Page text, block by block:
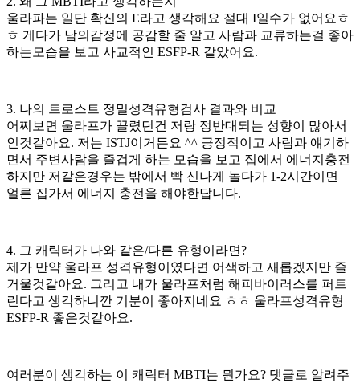
울라파는 일단 확신의 E라고 생각해요 절대 I일수가 없어요ㅎ
ㅎ 게다가 남의감정에 공감할 줄 알고 사람과 교류하는걸 좋아
하는모습을 보고 사교적인 ESFP-R 같았어요.
3. 나의 트로스트 정밀성격유형검사 결과와 비교
어찌보면 울라프가 끌렸던건 저랑 정반대되는 성향이 많아서
인것같아요. 저는 ISTJ이거든요 ^^ 긍정적이고 사람과 얘기하
면서 주변사람을 즐겁게 하는 모습을 보고 집에서 에너지충전
하지만 저같은경우는 밖에서 빡 신나게 놀다가 1-2시간이면
얼른 집가서 에너지 충전을 해야한답니다.
4. 그 캐릭터가 나와 같은/다른 유형이라면?
제가 만약 울라프 성격유형이였다면 어색하고 새롭겠지만 즐
거울것같아요. 그리고 내가 울라프처럼 해피바이러스를 퍼트
린다고 생각하니깐 기분이 좋아지네요 ㅎㅎ 울라프성격유형
ESFP-R 좋은것같아요.
여러분이 생각하는 이 캐릭터 MBTI는 뭔가요? 댓글로 알려주